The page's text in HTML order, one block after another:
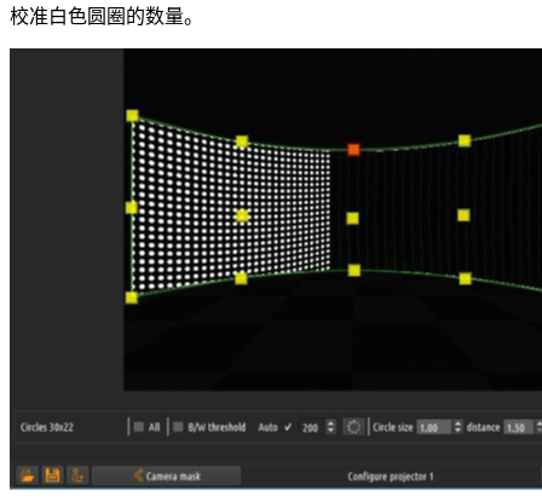
校准白色圆圈的数量。